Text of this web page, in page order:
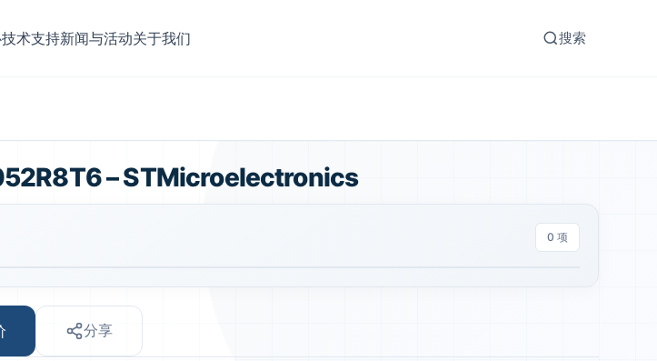
技术支持新闻与活动关于我们 搜索
– STMicroelectronics
0 项
分享